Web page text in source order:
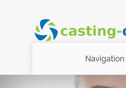
Navigation